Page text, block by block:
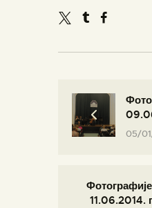
05/
11.06.2014.